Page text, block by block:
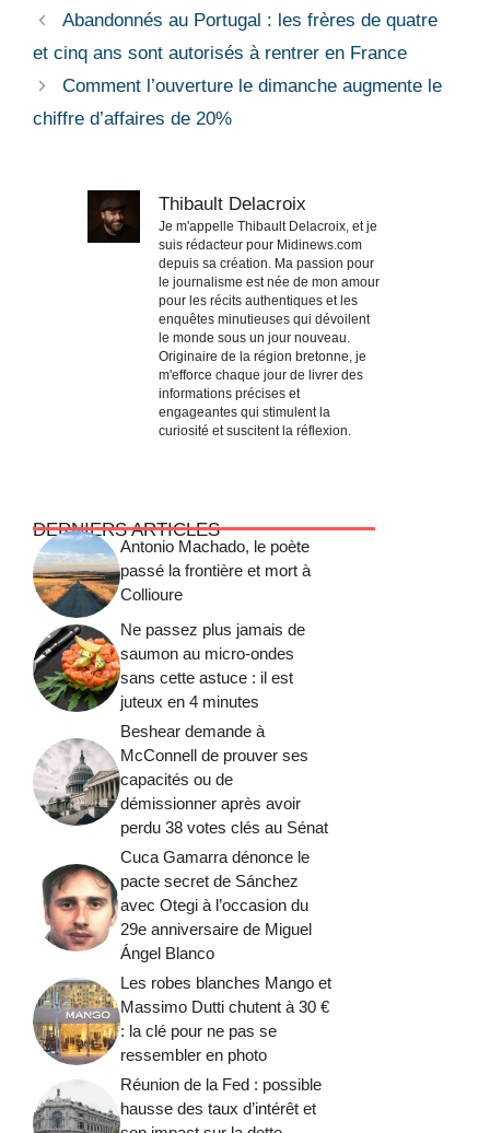
Abandonnés au Portugal : les frères de quatre
et cinq ans sont autorisés à rentrer en France
Comment l’ouverture le dimanche augmente le
chiffre d’affaires de 20%
Thibault Delacroix
Je m'appelle Thibault Delacroix, et je
suis rédacteur pour Midinews.com
depuis sa création. Ma passion pour
le journalisme est née de mon amour
pour les récits authentiques et les
enquêtes minutieuses qui dévoilent
le monde sous un jour nouveau.
Originaire de la région bretonne, je
m'efforce chaque jour de livrer des
informations précises et
engageantes qui stimulent la
curiosité et suscitent la réflexion.
DERNIERS ARTICLES
Antonio Machado, le poète
passé la frontière et mort à
Collioure
Ne passez plus jamais de
saumon au micro-ondes
sans cette astuce : il est
juteux en 4 minutes
Beshear demande à
McConnell de prouver ses
capacités ou de
démissionner après avoir
perdu 38 votes clés au Sénat
Cuca Gamarra dénonce le
pacte secret de Sánchez
avec Otegi à l’occasion du
29e anniversaire de Miguel
Ángel Blanco
Les robes blanches Mango et
Massimo Dutti chutent à 30 €
: la clé pour ne pas se
ressembler en photo
Réunion de la Fed : possible
hausse des taux d’intérêt et